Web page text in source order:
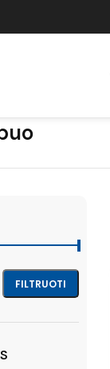
FILTRUOTI